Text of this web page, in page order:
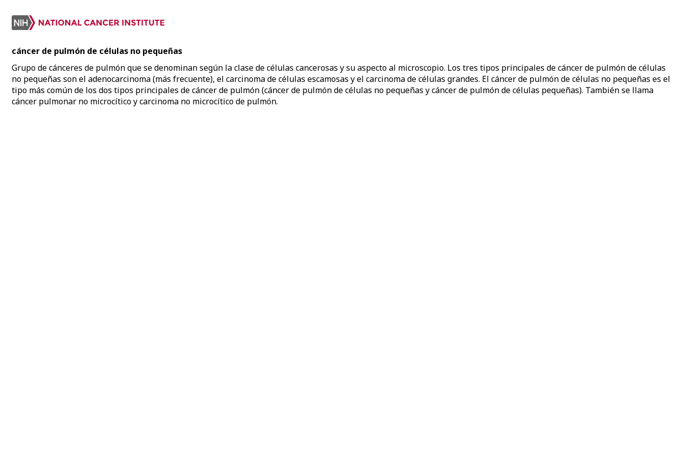
cáncer de pulmón de células no pequeñas
Grupo de cánceres de pulmón que se denominan según la clase de células cancerosas y su aspecto al microscopio. Los tres tipos principales de cáncer de pulmón de células
no pequeñas son el adenocarcinoma (más frecuente), el carcinoma de células escamosas y el carcinoma de células grandes. El cáncer de pulmón de células no pequeñas es el
tipo más común de los dos tipos principales de cáncer de pulmón (cáncer de pulmón de células no pequeñas y cáncer de pulmón de células pequeñas). También se llama
cáncer pulmonar no microcítico y carcinoma no microcítico de pulmón.